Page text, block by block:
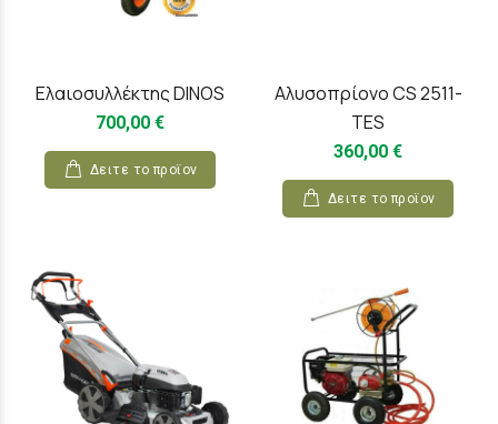
Ελαιοσυλλέκτης DINOS
700,00 €
Δειτε το προϊoν
Αλυσοπρίονο CS 2511-
TES
360,00 €
Δειτε το προϊoν